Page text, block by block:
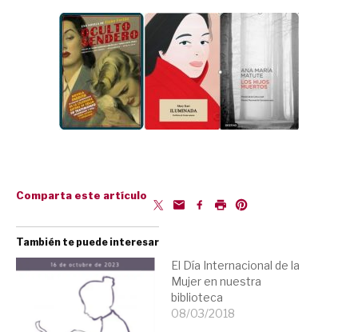
Comparta este artículo
También te puede interesar
El Día Internacional de la
Mujer en nuestra
biblioteca
08/03/2018